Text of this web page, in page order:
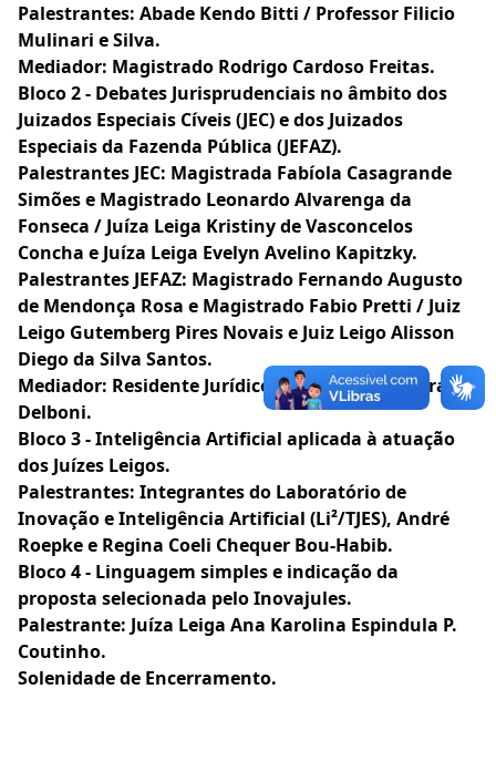
Palestrantes: Abade Kendo Bitti / Professor Filicio
Mulinari e Silva.
Mediador: Magistrado Rodrigo Cardoso Freitas.
Bloco 2 - Debates Jurisprudenciais no âmbito dos
Juizados Especiais Cíveis (JEC) e dos Juizados
Especiais da Fazenda Pública (JEFAZ).
Palestrantes JEC: Magistrada Fabíola Casagrande
Simões e Magistrado Leonardo Alvarenga da
Fonseca / Juíza Leiga Kristiny de Vasconcelos
Concha e Juíza Leiga Evelyn Avelino Kapitzky.
Palestrantes JEFAZ: Magistrado Fernando Augusto
de Mendonça Rosa e Magistrado Fabio Pretti / Juiz
Leigo Gutemberg Pires Novais e Juiz Leigo Alisson
Diego da Silva Santos.
Mediador: Residente Jurídico Diego Silva Frizzera
Delboni.
Bloco 3 -Inteligência Artificial aplicada à atuação
dos Juízes Leigos.
Palestrantes: Integrantes do Laboratório de
Inovação e Inteligência Artificial (Li²/TJES), André
Roepke e Regina Coeli Chequer Bou-Habib.
Bloco 4 - Linguagem simples e indicação da
proposta selecionada pelo Inovajules.
Palestrante: Juíza Leiga Ana Karolina Espindula P.
Coutinho.
Solenidade de Encerramento.